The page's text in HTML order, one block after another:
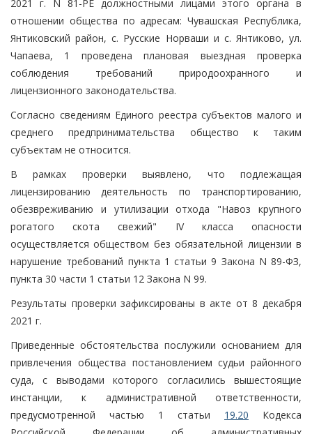
2021 г. N 81-РЕ должностными лицами этого органа в
отношении общества по адресам: Чувашская Республика,
Янтиковский район, с. Русские Норваши и с. Янтиково, ул.
Чапаева, 1 проведена плановая выездная проверка
соблюдения требований природоохранного и
лицензионного законодательства.
Согласно сведениям Единого реестра субъектов малого и
среднего предпринимательства общество к таким
субъектам не относится.
В рамках проверки выявлено, что подлежащая
лицензированию деятельность по транспортированию,
обезвреживанию и утилизации отхода "Навоз крупного
рогатого скота свежий" IV класса опасности
осуществляется обществом без обязательной лицензии в
нарушение требований пункта 1 статьи 9 Закона N 89-ФЗ,
пункта 30 части 1 статьи 12 Закона N 99.
Результаты проверки зафиксированы в акте от 8 декабря
2021 г.
Приведенные обстоятельства послужили основанием для
привлечения общества постановлением судьи районного
суда, с выводами которого согласились вышестоящие
инстанции, к административной ответственности,
предусмотренной частью 1 статьи 19.20 Кодекса